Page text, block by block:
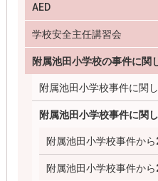
AED
学校安全主任講習会
附属池田小学校の事件に関
附属池田小学校事件に関
附属池田小学校事件に関
附属池田小学校事件か
附属池田小学校事件か